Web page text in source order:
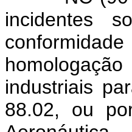
incidentes
industriais
88.02, ou